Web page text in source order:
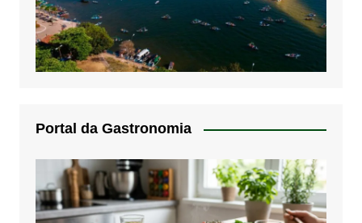
Portal da Gastronomia